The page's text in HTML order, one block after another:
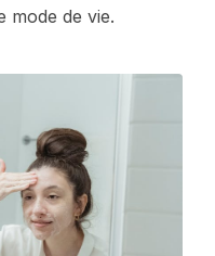
mode de vie.